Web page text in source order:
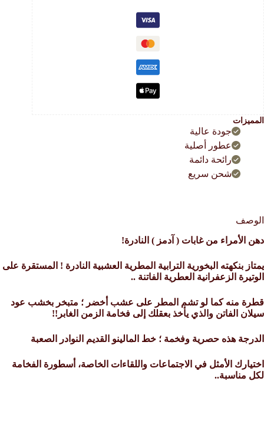
المميزات
جودة عالية
عطور أصلية
رائحة دائمة
شحن سريع
الوصف
دهن الأمراء من غابات ( آدمز ) النادرة!
يمتاز بنكهته البخورية الترابية المطرية العشبية النادرة ! المستقرة على
الوتيرة الزعفرانية العطرية الفاتنة ..
قطرة منه كما لو تشم المطر على عشب أخضر ؛ متبخر بخشب عود
سيلان الفاتن والذي يأخذ بعقلك إلى فخامة الزمن الغابر!!
الدرجة هذه حصرية وفخمة ؛ خط المالينو القديم النوادر الصعبة
اختيارك الأمثل في الاجتماعات واللقاءات الخاصة، أسطورة الفخامة
لكل مناسبة..